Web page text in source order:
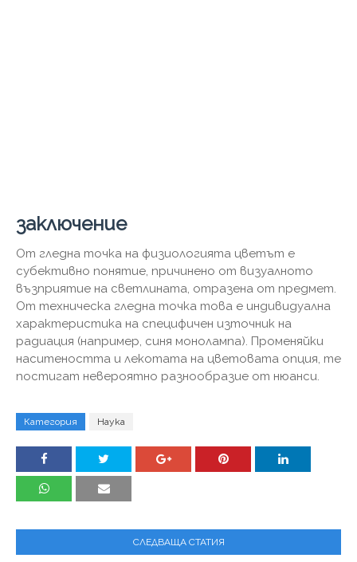
заключение
От гледна точка на физиологията цветът е
субективно понятие, причинено от визуалното
възприятие на светлината, отразена от предмет.
От техническа гледна точка това е индивидуална
характеристика на специфичен източник на
радиация (например, синя монолампа). Променяйки
наситеността и лекотата на цветовата опция, те
постигат невероятно разнообразие от нюанси.
Категория Наука
СЛЕДВАЩА СТАТИЯ